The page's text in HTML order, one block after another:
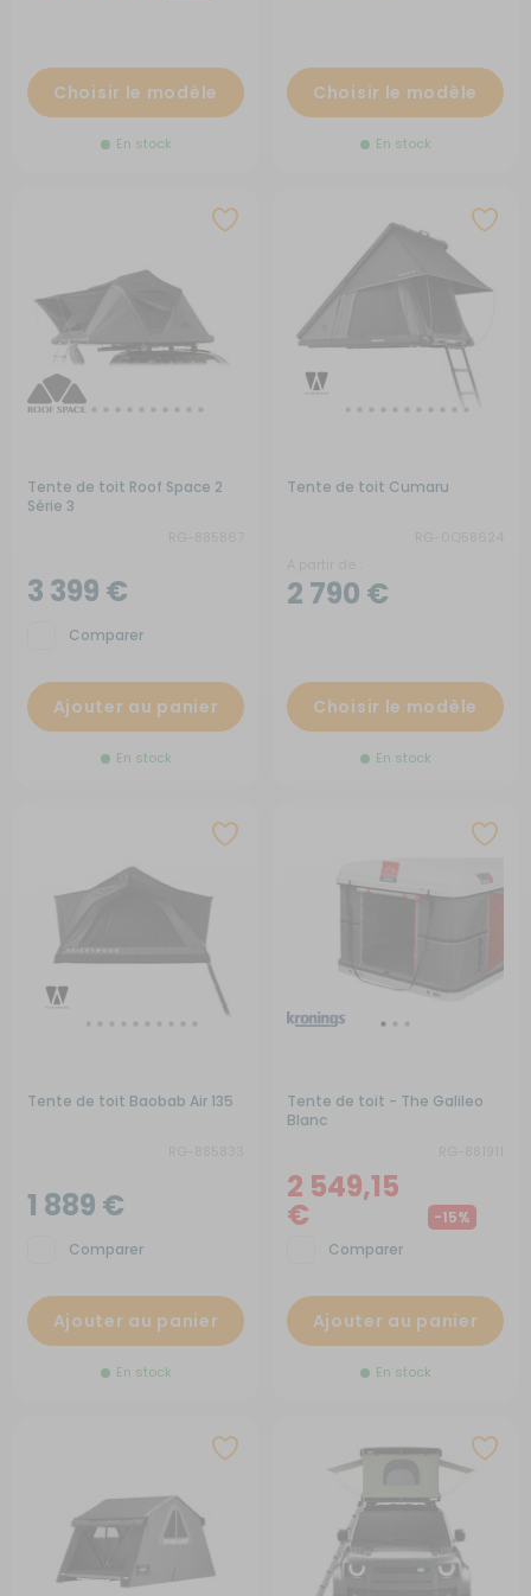
Choisir le modèle
En stock
Choisir le modèle
En stock
Tente de toit Roof Space 2
Série 3
3 399 €
Comparer
Ajouter au panier
En stock
Tente de toit Cumaru
2 790 €
Choisir le modèle
En stock
Tente de toit Baobab Air 135
1 889 €
Comparer
Ajouter au panier
En stock
Tente de toit - The Galileo
Blanc
2 549,15
€
-15%
Comparer
Ajouter au panier
En stock